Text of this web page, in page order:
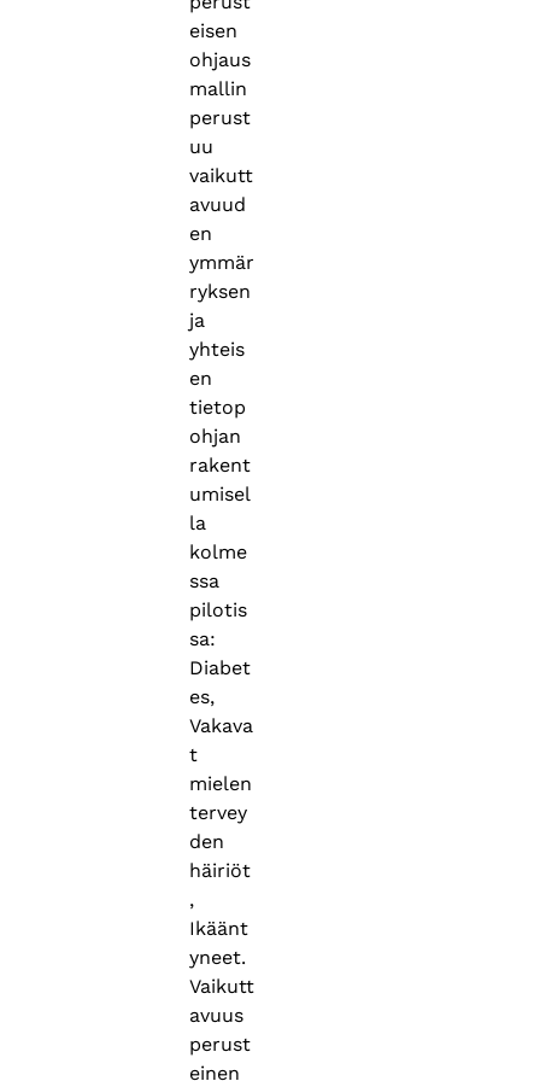
eisen
ohjaus
mallin
perust
uu
vaikutt
avuud
en
ymmär
ryksen
ja
yhteis
en
tietop
ohjan
rakent
umisel
la
kolme
ssa
pilotis
sa:
Diabet
es,
Vakava
t
mielen
tervey
den
häiriöt
,
Ikäänt
yneet.
Vaikutt
avuus
perust
einen